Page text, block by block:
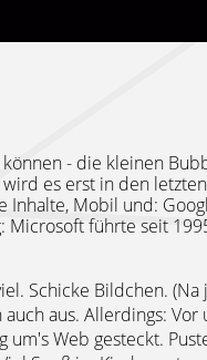
- die kleinen
es erst in den letzten
Mobil und:
führte seit
Schicke Bildchen. (Na
aus. Allerdings:
Web gesteckt.